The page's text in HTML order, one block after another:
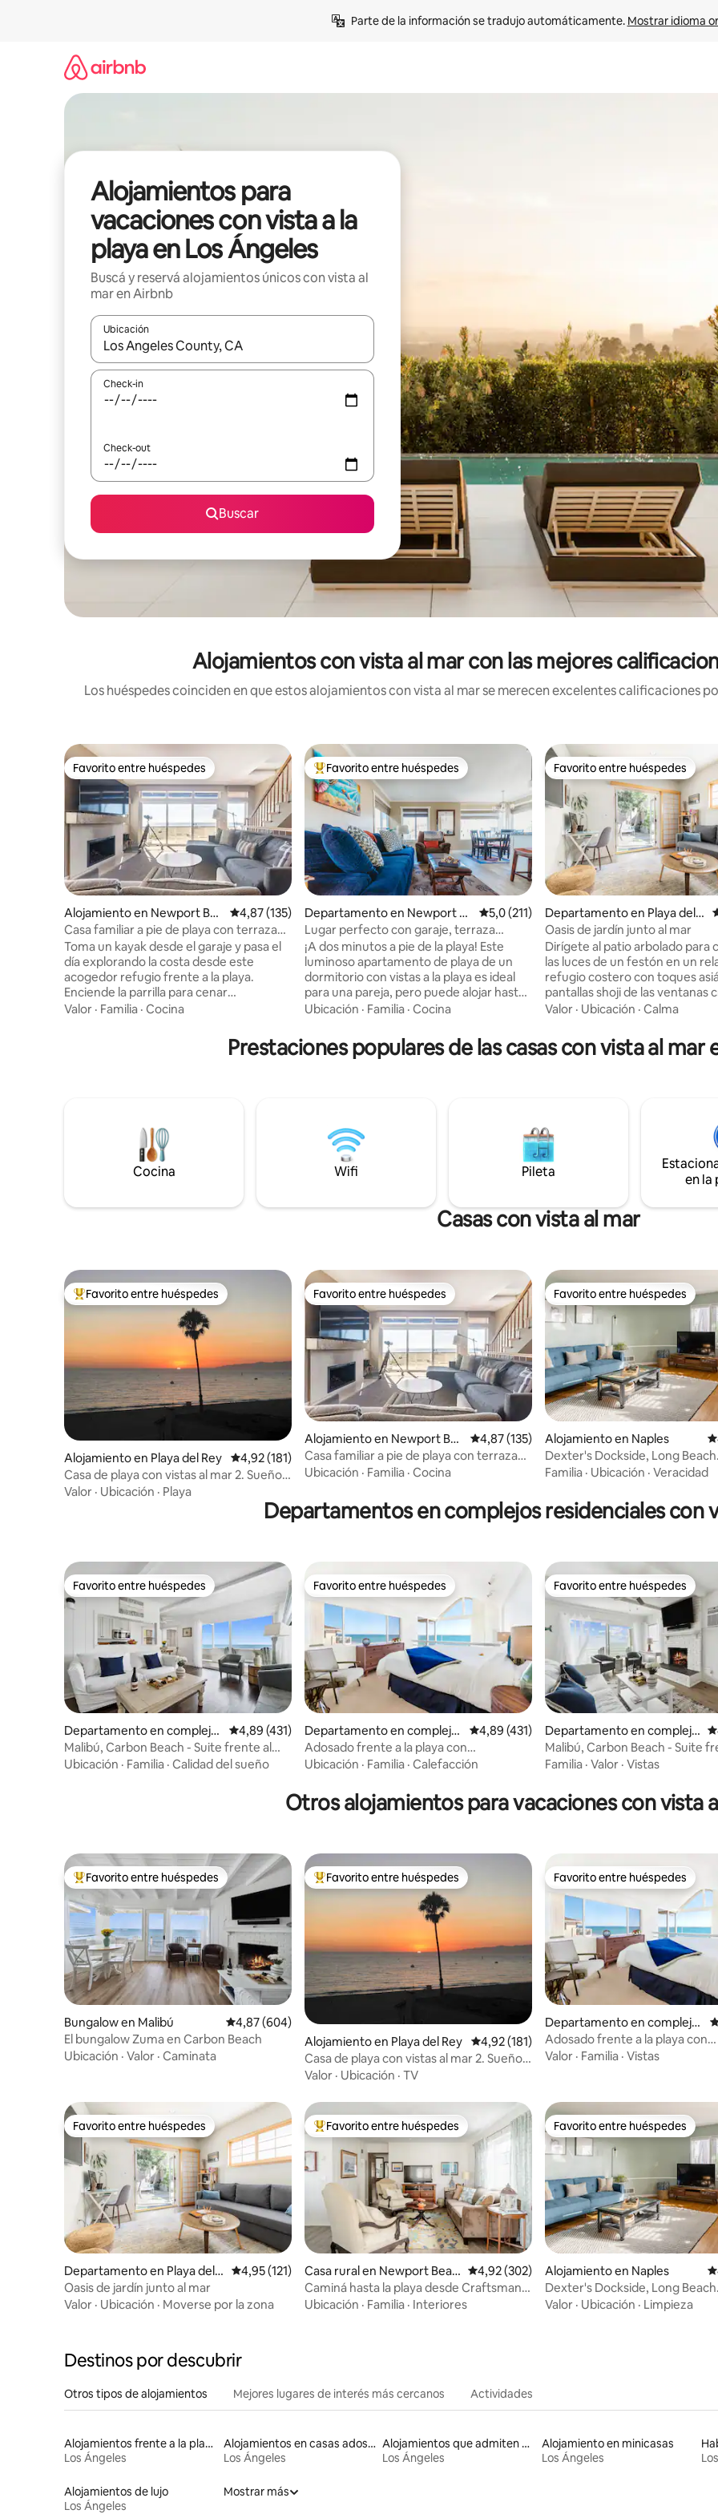
Parte de la información se tradujo automáticamente. Mostrar idioma
Alojamientos para
vacaciones con vista a la
playa en Los Ángeles
Buscá y reservá alojamientos únicos con vista al
mar en Airbnb
Ubicación
Cuando los resultados estén disponibles, navegá con las teclas de flecha hacia arriba y hacia abajo o explorá
Check-in
Check-out
Buscar
Alojamientos con vista al mar con las mejores
Los huéspedes coinciden en que estos alojamientos con vista al mar se merecen excelentes calificaciones
Favorito entre huéspedes
Favorito entre huéspedes
Alojamiento en Newport Bea
ch
Calificación promedio: 4,87 de 5. 135 evaluaciones
4,87 (135)
Casa familiar a pie de playa con terraza
en la azotea
Toma un kayak desde el garaje y pasa el
día explorando la costa desde este
acogedor refugio frente a la playa.
Enciende la parrilla para cenar
tranquilamente por la noche o acurrúate
sentir en casa en la playa. Con una cocina
Tendremos un gerente en el lugar para
ayudarte con las llegadas y salidas. El
número del gerente está de guardia en
todo momento y puede estar allí en
problema. Ubicado cerca del muelle de
y amigable a 40 metros de distancia, los
niños pueden deambular en un entorno
seguro. La mejor forma de experimentar
Newport es junto al paseo marítimo. Ya
sea a pie o en bicicleta. Esta casa cuenta
con 8 bicicletas. ¡Lo suficientemente
suficiente como para llevar a todos a dar
un paseo divertido! Asegúrate de cerrar
las bicicletas cuando vayas.
Valor · Familia · Cocina
Favorito entre los huéspedes más destacados
Favorito entre huéspedes
Departamento en Newport B
each
Calificación promedio: 5,0 de 5. 211
5,0 (211)
Lugar perfecto con garaje, terraza
privada, bicicletas y juguetes de playa
¡A dos minutos a pie de la playa! Este
luminoso apartamento de playa de un
dormitorio con vistas a la playa es ideal
para una pareja, pero puede alojar hasta
4 personas con el uso de camas
encontrarán estrecho. La terraza privada
tiene una barbacoa de gas, cómodas
juguetes de playa. Se requiere un
contrato de alquiler firmado para
confirmar todas las reservas. 4
huéspedes como máximo, incluidos los
Ubicación · Familia · Cocina
Favorito entre huéspedes
Favorito entre huéspedes
Departamento en Playa del R
ey
Oasis de jardín junto al mar
Dirígete al patio arbolado para
las luces de un festón en un
refugio costero con toques
pantallas shoji de las ventanas
luz suave y difusa, mientras que
se suman al ambiente fresco y
espacioso. Perfecto para las
través de la playa y el puerto
Pasea hasta las tiendas y
locales, encantadoras
restaurantes galardonados.
Valor · Ubicación · Calma
Prestaciones populares de las casas con vista al mar
Cocina Wifi Pileta
en la
Casas con vista al mar
Favorito entre los huéspedes más destacados
Favorito entre huéspedes
Alojamiento en Playa del Rey Calificación promedio: 4,92 de 5. 181 evaluaciones
4,92 (181)
Casa de playa con vistas al mar 2. Sueño
de entrada privada
Valor · Ubicación · Playa
Favorito entre huéspedes
Favorito entre huéspedes
Alojamiento en Newport Bea
ch
Calificación promedio: 4,87 de 5. 135
4,87 (135)
Casa familiar a pie de playa con terraza
en la azotea
Ubicación · Familia · Cocina
Favorito entre huéspedes
Favorito entre huéspedes
Alojamiento en Naples
Dexter's Dockside, Long Beach
Waterfront House
Familia · Ubicación · Veracidad
Departamentos en complejos residenciales con
Favorito entre huéspedes
Favorito entre huéspedes
Departamento en complejo
residencial en Malibú
Calificación promedio: 4,89 de 5. 431 evaluaciones
4,89 (431)
Malibú, Carbon Beach - Suite frente al
mar dos
Ubicación · Familia · Calidad del sueño
Favorito entre huéspedes
Favorito entre huéspedes
Departamento en complejo
residencial en Malibú
Calificación promedio: 4,89 de 5. 431
4,89 (431)
Adosado frente a la playa con
impresionantes vistas al mar
Ubicación · Familia · Calefacción
Favorito entre huéspedes
Favorito entre huéspedes
Departamento en complejo
residencial en Malibú
Malibú, Carbon Beach - Suite
mar tres
Familia · Valor · Vistas
Otros alojamientos para vacaciones con vista
Favorito entre los huéspedes más destacados
Favorito entre huéspedes
Bungalow en Malibú Calificación promedio: 4,87 de 5. 604 evaluaciones
4,87 (604)
El bungalow Zuma en Carbon Beach
Ubicación · Valor · Caminata
Favorito entre los huéspedes más destacados
Favorito entre huéspedes
Alojamiento en Playa del Rey Calificación promedio: 4,92 de 5. 181
4,92 (181)
Casa de playa con vistas al mar 2. Sueño
de entrada privada
Valor · Ubicación · TV
Favorito entre huéspedes
Favorito entre huéspedes
Departamento en complejo
residencial en Malibú
Adosado frente a la playa con
impresionantes vistas al mar
Valor · Familia · Vistas
Favorito entre huéspedes
Favorito entre huéspedes
Departamento en Playa del R
ey
Calificación promedio: 4,95 de 5. 121 evaluaciones
4,95 (121)
Oasis de jardín junto al mar
Valor · Ubicación · Moverse por la zona
Favorito entre los huéspedes más destacados
Favorito entre huéspedes
Casa rural en Newport Beac
h
Calificación promedio: 4,92 de 5. 302
4,92 (302)
Caminá hasta la playa desde Craftsman
Cottage
Ubicación · Familia · Interiores
Favorito entre huéspedes
Favorito entre huéspedes
Alojamiento en Naples
Dexter's Dockside, Long Beach
Waterfront House
Valor · Ubicación · Limpieza
Destinos por descubrir
Otros tipos de alojamientos Mejores lugares de interés más cercanos Actividades
Alojamientos frente a la playa
Los Ángeles
Alojamientos en casas adosadas
Los Ángeles
Alojamientos que admiten mascotas
Los Ángeles
Alojamiento en minicasas
Los Ángeles
Alojamientos de lujo
Los Ángeles
Mostrar más